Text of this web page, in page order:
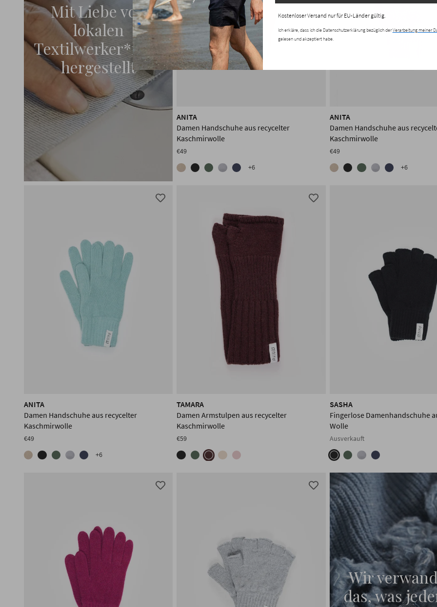
Mit Liebe von
lokalen
Textilwerker*innen
hergestellt
ANITA
Damen Handschuhe aus recycelter
Kaschmirwolle
€49
+6
ANITA
Damen Handschuhe aus
Kaschmirwolle
€49
+6
ANITA
Damen Handschuhe aus recycelter
Kaschmirwolle
€49
+6
TAMARA
Damen Armstulpen aus recycelter
Kaschmirwolle
€59
SASHA
Fingerlose Damenhandschuhe
Wolle
Ausverkauft
Wir
das, was
Kostenloser Versand nur für EU-Länder gültig.
Ich erkläre, dass ich die Datenschutzerklärung bezüglich derVerarbeitung meiner
gelesen und akzeptiert habe.